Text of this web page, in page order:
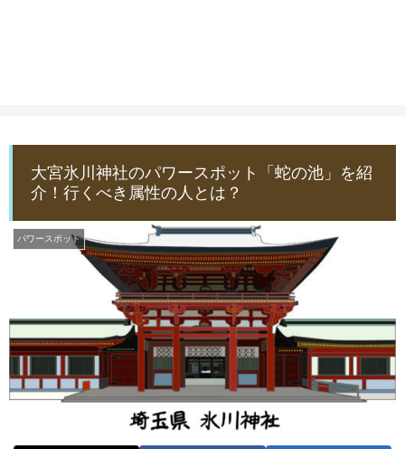
大宮氷川神社のパワースポット「蛇の池」を紹
介！行くべき属性の人とは？
パワースポット